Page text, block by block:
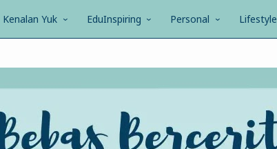
Kenalan Yuk EduInspiring Personal Lifestyle